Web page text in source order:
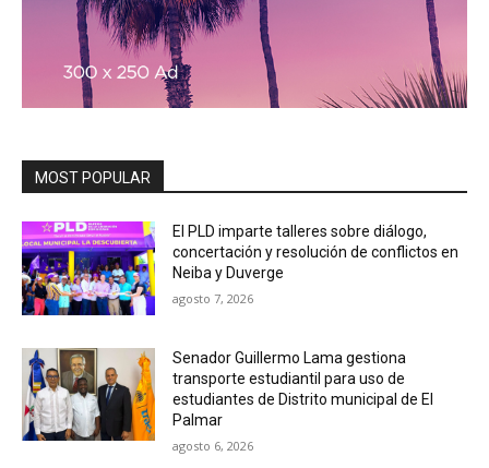
MOST POPULAR
El PLD imparte talleres sobre diálogo,
concertación y resolución de conflictos en
Neiba y Duverge
agosto 7, 2026
Senador Guillermo Lama gestiona
transporte estudiantil para uso de
estudiantes de Distrito municipal de El
Palmar
agosto 6, 2026